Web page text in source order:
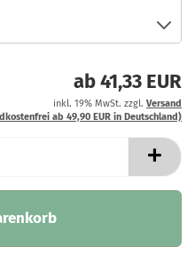
ab 41,33 EUR
inkl. 19% MwSt. zzgl. Versand
ab 49,90 EUR in Deutschland)